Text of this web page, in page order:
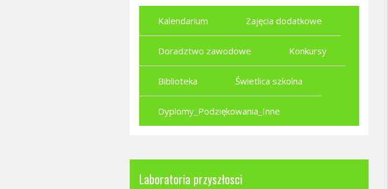
Kalendarium Zajęcia dodatkowe
Doradztwo zawodowe Konkursy
Biblioteka Świetlica szkolna
Dyplomy_Podziękowania_Inne
Laboratoria przyszłosci